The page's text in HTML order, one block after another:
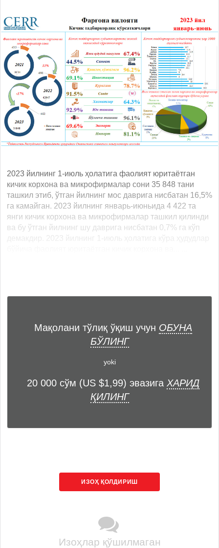
2023 йилнинг 1-июль ҳолатига фаолият юритаётган
кичик корхона ва микрофирмалар сони 35 848 тани
ташкил этиб, ўтган йилнинг мос даврига нисбатан 16,5%
га камайган. 2023 йилнинг январь-июньида 4 422 та
янги кичик корхона ва микрофирмалар ташкил қилинди
ва бу ўтган йилнинг шу даврига нисбатан 0,7% га кўп
Мақолани тўлиқ ўқиш учун ОБУНА
БЎЛИНГ
yoki
20 000 сўм (US $1,99) эвазига ХАРИД
ҚИЛИНГ
ИЗОҲ ҚОЛДИРИШ
Изоҳлар қўшилмаган